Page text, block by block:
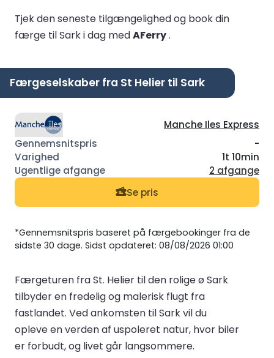
Tjek den seneste tilgængelighed og book din
færge til Sark i dag medAFerry.
Færgeselskaber fra St Helier til Sark
Manche Iles Express
-
1t 10min
2 afgange
Se pris
*Gennemsnitspris baseret på færgebookinger fra de
sidste 30 dage. Sidst opdateret: 08/08/2026 01:00
Færgeturen fra St. Helier til den rolige ø Sark
tilbyder en fredelig og malerisk flugt fra
fastlandet. Ved ankomsten til Sark vil du
opleve en verden af uspoleret natur, hvor biler
er forbudt, og livet går langsommere.